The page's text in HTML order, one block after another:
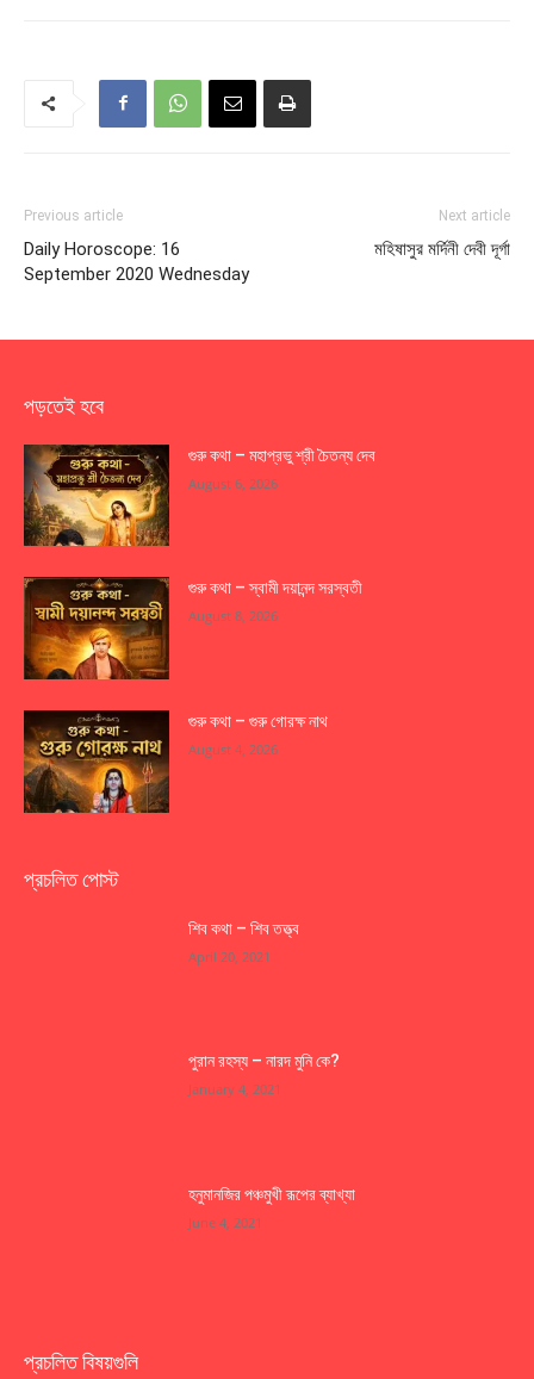
Previous article
Daily Horoscope: 16
September 2020 Wednesday
Next article
মহিষাসুর মর্দিনী দেবী দূর্গা
পড়তেই হবে
গুরু কথা – মহাপ্রভু শ্রী চৈতন্য দেব
August 6, 2026
গুরু কথা – স্বামী দয়ানন্দ সরস্বতী
August 8, 2026
গুরু কথা – গুরু গোরক্ষ নাথ
August 4, 2026
প্রচলিত পোস্ট
শিব কথা – শিব তত্ত্ব
April 20, 2021
পুরান রহস্য – নারদ মুনি কে?
January 4, 2021
হনুমানজির পঞ্চমুখী রূপের ব্যাখ্যা
June 4, 2021
প্রচলিত বিষয়গুলি